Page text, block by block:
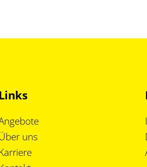
Links
uns